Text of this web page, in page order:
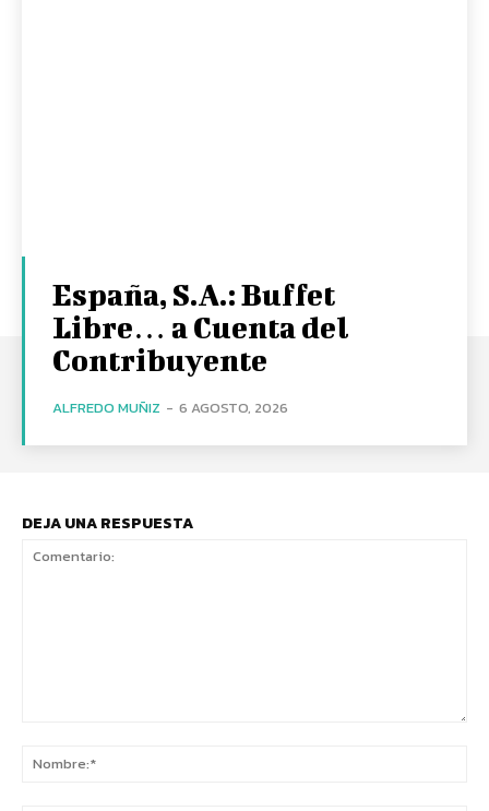
España, S.A.: Buffet
Libre… a Cuenta del
Contribuyente
ALFREDO MUÑIZ - 6 AGOSTO, 2026
DEJA UNA RESPUESTA